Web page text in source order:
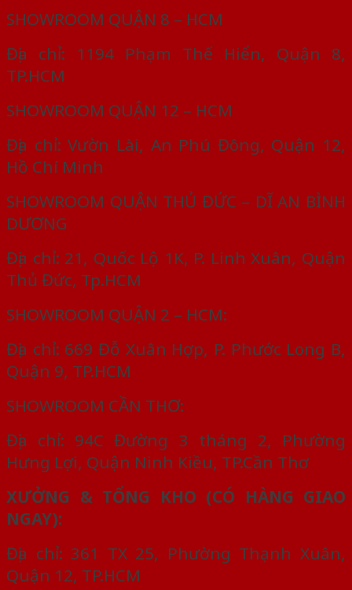
SHOWROOM QUẬN 8 – HCM
Địa chỉ: 1194 Phạm Thế Hiển, Quận 8,
TP.HCM
SHOWROOM QUẬN 12 – HCM
Địa chỉ: Vườn Lài, An Phú Đông, Quận 12,
Hồ Chí Minh
SHOWROOM QUẬN THỦ ĐỨC – DĨ AN BÌNH
DƯƠNG
Địa chỉ: 21, Quốc Lộ 1K, P. Linh Xuân, Quận
Thủ Đức, Tp.HCM
SHOWROOM QUẬN 2 – HCM:
Địa chỉ: 669 Đỗ Xuân Hợp, P. Phước Long B,
Quận 9, TP.HCM
SHOWROOM CẦN THƠ:
Địa chỉ: 94C Đường 3 tháng 2, Phường
Hưng Lợi, Quận Ninh Kiều, TP.Cần Thơ
XƯỞNG & TỔNG KHO (CÓ HÀNG GIAO
NGAY):
Địa chỉ: 361 TX 25, Phường Thạnh Xuân,
Quận 12, TP.HCM